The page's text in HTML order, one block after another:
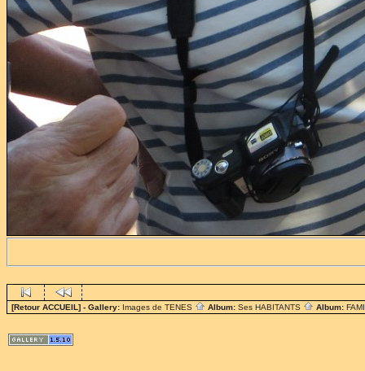
[Retour ACCUEIL] - Gallery: Images de TENES Album: Ses HABITANTS Album: